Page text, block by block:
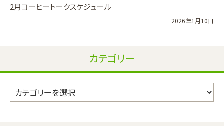
2月コーヒートークスケジュール
2026年1月10日
カテゴリー
カ
テ